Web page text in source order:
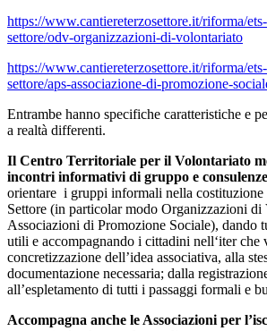
https://www.cantiereterzosettore.it/riforma/
settore/odv-organizzazioni-di-volontariato
https://www.cantiereterzosettore.it/riforma/
settore/aps-associazione-di-promozione-
Entrambe hanno specifiche caratteristiche e
a realtà differenti.
Il Centro Territoriale per il Volontariato
incontri informativi di gruppo e
orientare i gruppi informali nella
Settore (in particolar modo Organizzazioni di
Associazioni di Promozione Sociale), dando
utili e accompagnando i cittadini nell‘iter che
concretizzazione dell’idea associativa, alla
documentazione necessaria; dalla
all’espletamento di tutti i passaggi formali e
Accompagna anche le Associazioni per